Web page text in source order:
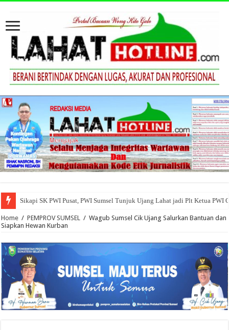
Sikapi SK PWI Pusat, PWI Sumsel Tunjuk Ujang Lahat jadi Plt Ketua PWI
Home / PEMPROV SUMSEL / Wagub Sumsel Cik Ujang Salurkan Bantuan dan
Siapkan Hewan Kurban